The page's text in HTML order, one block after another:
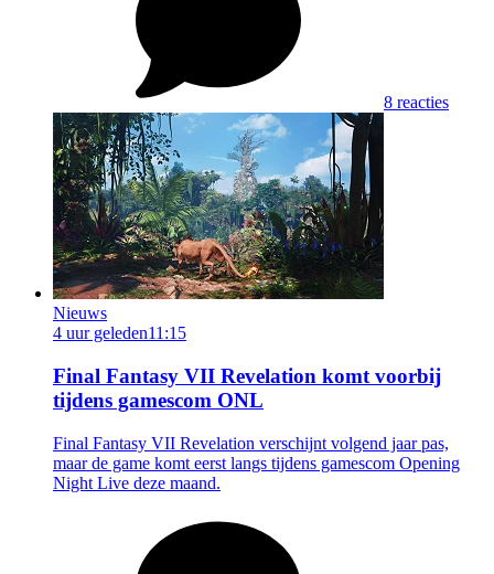
8 reacties
Nieuws
4 uur geleden11:15
Final Fantasy VII Revelation komt voorbij
tijdens gamescom ONL
Final Fantasy VII Revelation verschijnt volgend jaar pas,
maar de game komt eerst langs tijdens gamescom Opening
Night Live deze maand.